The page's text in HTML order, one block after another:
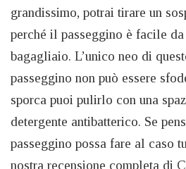
grandissimo, potrai tirare un
perché il passeggino è facile
bagagliaio. L’unico neo di
passeggino non può essere
sporca puoi pulirlo con una
detergente antibatterico. Se
passeggino possa fare al caso
nostra recensione completa di